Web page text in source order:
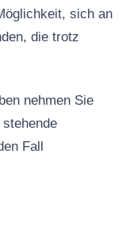
sich an
die trotz
nehmen Sie
Fall